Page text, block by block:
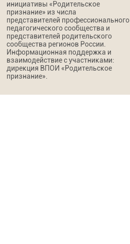
инициативы «Родительское
признание» из числа
представителей профессионального
педагогического сообщества и
представителей родительского
сообщества регионов России.
Информационная поддержка и
взаимодействие с участниками:
дирекция ВПОИ «Родительское
признание».